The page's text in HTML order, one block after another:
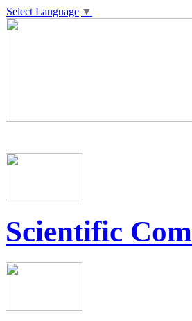
Select Language ▼
Scientific